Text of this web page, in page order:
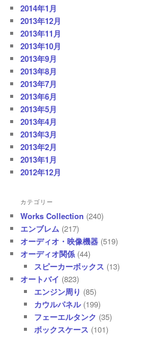
2014年1月
2013年12月
2013年11月
2013年10月
2013年9月
2013年8月
2013年7月
2013年6月
2013年5月
2013年4月
2013年3月
2013年2月
2013年1月
2012年12月
カテゴリー
Works Collection (240)
エンブレム (217)
オーディオ・映像機器 (519)
オーディオ関係 (44)
スピーカーボックス (13)
オートバイ (823)
エンジン周り (85)
カウルパネル(199)
フェーエルタンク (35)
ボックスケース (101)